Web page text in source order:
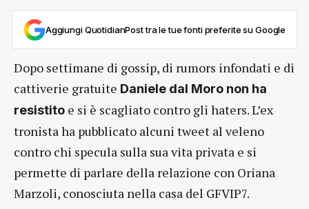
Aggiungi QuotidianPost tra le tue fonti preferite su Google
Dopo settimane di gossip, di rumors infondati e di
cattiverie gratuite Daniele dal Moro non ha
resistito e si è scagliato contro gli haters. L’ex
tronista ha pubblicato alcuni tweet al veleno
contro chi specula sulla sua vita privata e si
permette di parlare della relazione con Oriana
Marzoli, conosciuta nella casa del GFVIP7.